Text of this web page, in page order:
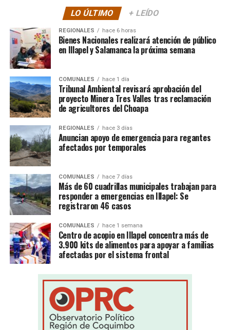
LO ÚLTIMO + LEÍDO
REGIONALES hace 6 horas
Bienes Nacionales realizará atención de público
en Illapel y Salamanca la próxima semana
COMUNALES hace 1 día
Tribunal Ambiental revisará aprobación del
proyecto Minera Tres Valles tras reclamación
de agricultores del Choapa
REGIONALES hace 3 días
Anuncian apoyo de emergencia para regantes
afectados por temporales
COMUNALES hace 7 días
Más de 60 cuadrillas municipales trabajan para
responder a emergencias en Illapel: Se
registraron 46 casos
COMUNALES hace 1 semana
Centro de acopio en Illapel concentra más de
3.900 kits de alimentos para apoyar a familias
afectadas por el sistema frontal